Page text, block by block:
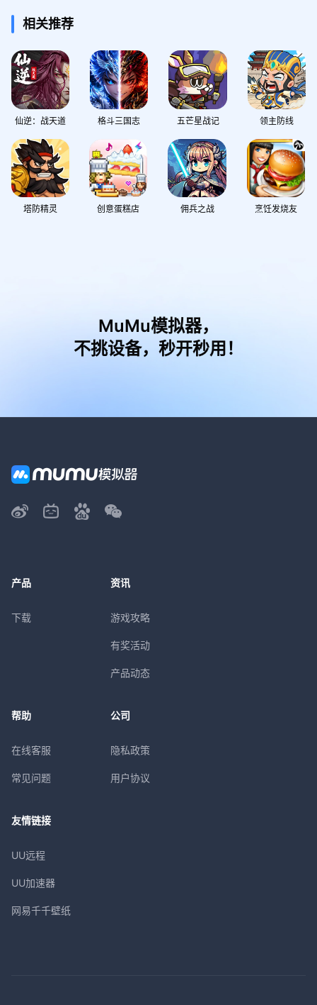
相关推荐
仙逆：战天道 格斗三国志 五芒星战记 领主防线
塔防精灵 创意蛋糕店 佣兵之战 烹饪发烧友
MuMu模拟器，
不挑设备，秒开秒用！
产品
下载
资讯
游戏攻略
有奖活动
产品动态
帮助
在线客服
常见问题
公司
隐私政策
用户协议
友情链接
UU远程
UU加速器
网易千千壁纸